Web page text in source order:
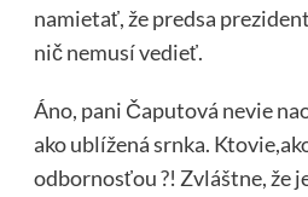
namietať, že predsa
nič nemusí vedieť.
Áno, pani Čaputová nevie
ako ublížená srnka.
odbornosťou ?! Zvláštne, že